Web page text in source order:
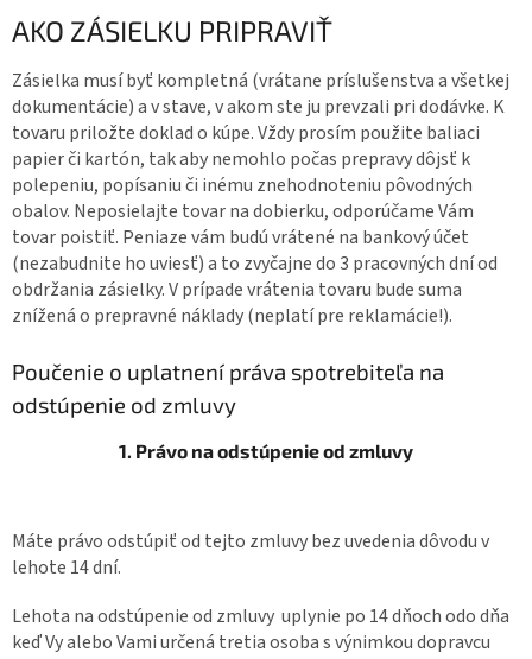
AKO ZÁSIELKU PRIPRAVIŤ
Zásielka musí byť kompletná (vrátane príslušenstva a všetkej
dokumentácie) a v stave, v akom ste ju prevzali pri dodávke. K
tovaru priložte doklad o kúpe. Vždy prosím použite baliaci
papier či kartón, tak aby nemohlo počas prepravy dôjsť k
polepeniu, popísaniu či inému znehodnoteniu pôvodných
obalov. Neposielajte tovar na dobierku, odporúčame Vám
tovar poistiť. Peniaze vám budú vrátené na bankový účet
(nezabudnite ho uviesť) a to zvyčajne do 3 pracovných dní od
obdržania zásielky. V prípade vrátenia tovaru bude suma
znížená o prepravné náklady (neplatí pre reklamácie!).
Poučenie o uplatnení práva spotrebiteľa na
odstúpenie od zmluvy
1. Právo na odstúpenie od zmluvy
Máte právo odstúpiť od tejto zmluvy bez uvedenia dôvodu v
lehote 14 dní.
Lehota na odstúpenie od zmluvy uplynie po 14 dňoch odo dňa
keď Vy alebo Vami určená tretia osoba s výnimkou dopravcu